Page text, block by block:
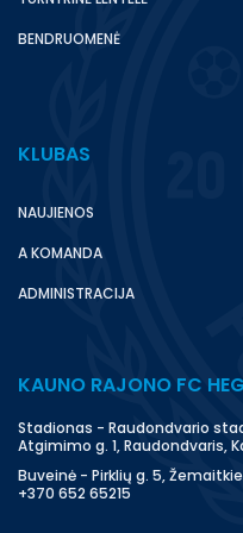
BENDRUOMENĖ
KLUBAS
NAUJIENOS
A KOMANDA
ADMINISTRACIJA
KAUNO RAJONO FC
Stadionas - Raudondvario
Atgimimo g. 1, Raudondvaris,
Buveinė - Pirklių g. 5,
+370 652 65215